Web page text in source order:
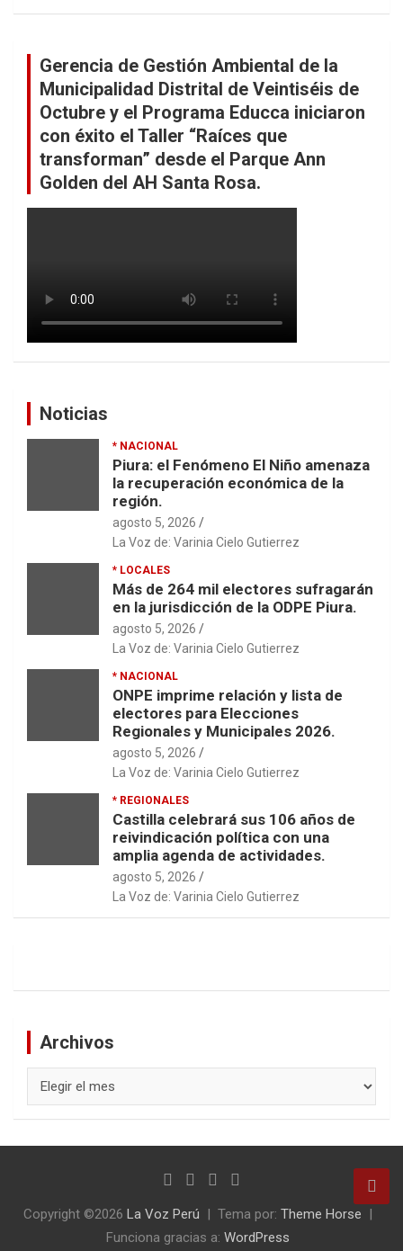
Gerencia de Gestión Ambiental de la
Municipalidad Distrital de Veintiséis de
Octubre y el Programa Educca iniciaron
con éxito el Taller “Raíces que
transforman” desde el Parque Ann
Golden del AH Santa Rosa.
Noticias
* NACIONAL
Piura: el Fenómeno El Niño amenaza
la recuperación económica de la
región.
agosto 5, 2026
La Voz de: Varinia Cielo Gutierrez
* LOCALES
Más de 264 mil electores sufragarán
en la jurisdicción de la ODPE Piura.
agosto 5, 2026
La Voz de: Varinia Cielo Gutierrez
* NACIONAL
ONPE imprime relación y lista de
electores para Elecciones
Regionales y Municipales 2026.
agosto 5, 2026
La Voz de: Varinia Cielo Gutierrez
* REGIONALES
Castilla celebrará sus 106 años de
reivindicación política con una
amplia agenda de actividades.
agosto 5, 2026
La Voz de: Varinia Cielo Gutierrez
Archivos
Copyright ©2026 La Voz Perú Tema por: Theme Horse
Funciona gracias a: WordPress